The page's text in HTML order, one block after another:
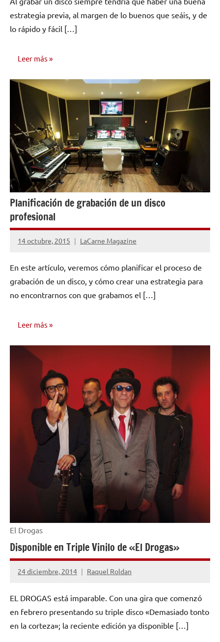
estrategia previa, al margen de lo buenos que seáis, y de
lo rápido y fácil […]
Leer más
COMPOSICIÓN
Y GRABACIÓN
Planificación de grabación de un disco
profesional
14 octubre, 2015 LaCarne Magazine
1
En este artículo, veremos cómo planificar el proceso de
grabación de un disco, y cómo crear una estrategia para
no encontrarnos con que grabamos el […]
Leer más
COMPOSICIÓN
El Drogas
Disponible en Triple Vinilo de «El Drogas»
24 diciembre, 2014 Raquel Roldan
No
comentarios
EL DROGAS está imparable. Con una gira que comenzó
en febrero presentando su triple disco «Demasiado tonto
en la corteza»; la reciente edición ya disponible […]